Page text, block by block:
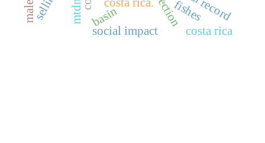
basin
social impact costa rica
fishes